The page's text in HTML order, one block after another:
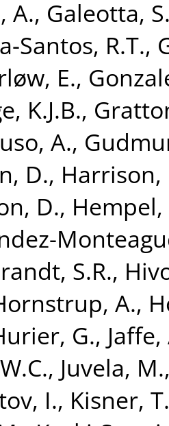
A., Galeotta,
Santos, R.T.,
E.,
K.J.B.,
A.,
D., Harrison,
D., Hempel,
S.R.,
A.,
G.,
, Juvela, M.
I., Kisner,